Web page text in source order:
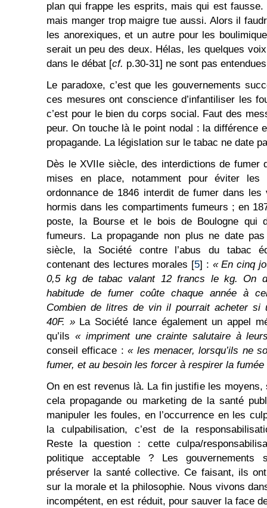
plan qui frappe les esprits, mais qui est
mais manger trop maigre tue aussi. Alors il
les anorexiques, et un autre pour les
serait un peu des deux. Hélas, les quelques
dans le débat [cf. p.30-31] ne sont pas
Le paradoxe, c’est que les gouvernements
ces mesures ont conscience d’infantiliser les
c’est pour le bien du corps social. Faut des
peur. On touche là le point nodal : la différence
propagande. La législation sur le tabac ne date
Dès le XVIIe siècle, des interdictions de fumer
mises en place, notamment pour éviter les
ordonnance de 1846 interdit de fumer dans
hormis dans les compartiments fumeurs ; en
poste, la Bourse et le bois de Boulogne qui
fumeurs. La propagande non plus ne date
siècle, la Société contre l’abus du tabac
contenant des lectures morales [5] : « En cinq
0,5 kg de tabac valant 12 francs le kg. On
habitude de fumer coûte chaque année à
Combien de litres de vin il pourrait acheter si
40F. »La Société lance également un appel
qu’ils « impriment une crainte salutaire à
conseil efficace :« les menacer, lorsqu’ils ne
fumer, et au besoin les forcer à respirer la fumée
On en est revenus là. La fin justifie les moyens,
cela propagande ou marketing de la santé
manipuler les foules, en l’occurrence en les
la culpabilisation, c’est de la
Reste la question : cette culpa/
politique acceptable ? Les gouvernements
préserver la santé collective. Ce faisant, ils
sur la morale et la philosophie. Nous vivons
incompétent, en est réduit, pour sauver la face